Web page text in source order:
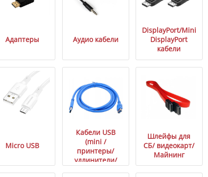
Адаптеры Аудио кабели
DisplayPort/Mini
DisplayPort
кабели
Micro USB
Кабели USB
(mini /
принтеры/
удлинители/
Шлейфы для
СБ/ видеокарт/
Майнинг